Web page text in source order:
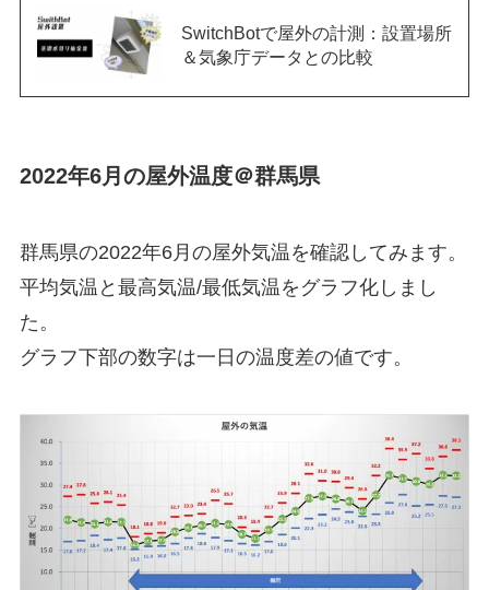
SwitchBotで屋外の計測：設置場所
＆気象庁データとの比較
2022年6月の屋外温度＠群馬県
群馬県の2022年6月の屋外気温を確認してみます。
平均気温と最高気温/最低気温をグラフ化しまし
た。
グラフ下部の数字は一日の温度差の値です。